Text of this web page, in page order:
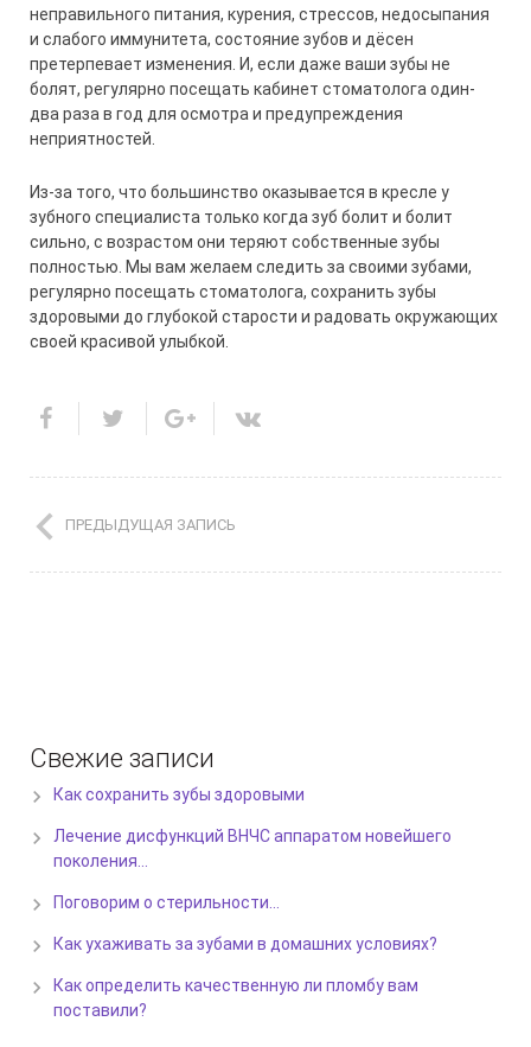
неправильного питания, курения, стрессов, недосыпания
и слабого иммунитета, состояние зубов и дёсен
претерпевает изменения. И, если даже ваши зубы не
болят, регулярно посещать кабинет стоматолога один-
два раза в год для осмотра и предупреждения
неприятностей.
Из-за того, что большинство оказывается в кресле у
зубного специалиста только когда зуб болит и болит
сильно, с возрастом они теряют собственные зубы
полностью. Мы вам желаем следить за своими зубами,
регулярно посещать стоматолога, сохранить зубы
здоровыми до глубокой старости и радовать окружающих
своей красивой улыбкой.
ПРЕДЫДУЩАЯ ЗАПИСЬ
Свежие записи
Как сохранить зубы здоровыми
Лечение дисфункций ВНЧС аппаратом новейшего
поколения…
Поговорим о стерильности…
Как ухаживать за зубами в домашних условиях?
Как определить качественную ли пломбу вам
поставили?